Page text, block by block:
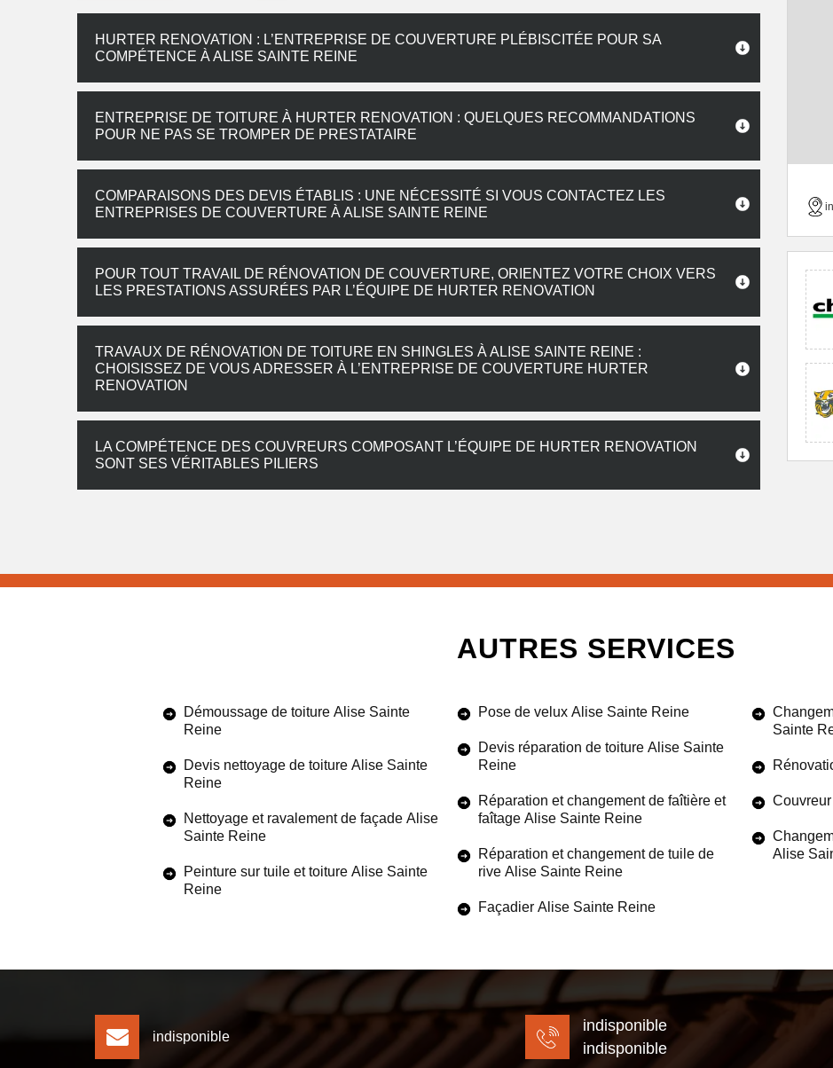
HURTER RENOVATION : L’ENTREPRISE DE COUVERTURE PLÉBISCITÉE POUR SA
COMPÉTENCE À ALISE SAINTE REINE
ENTREPRISE DE TOITURE À HURTER RENOVATION : QUELQUES RECOMMANDATIONS
POUR NE PAS SE TROMPER DE PRESTATAIRE
COMPARAISONS DES DEVIS ÉTABLIS : UNE NÉCESSITÉ SI VOUS CONTACTEZ LES
ENTREPRISES DE COUVERTURE À ALISE SAINTE REINE
POUR TOUT TRAVAIL DE RÉNOVATION DE COUVERTURE, ORIENTEZ VOTRE CHOIX VERS
LES PRESTATIONS ASSURÉES PAR L’ÉQUIPE DE HURTER RENOVATION
TRAVAUX DE RÉNOVATION DE TOITURE EN SHINGLES À ALISE SAINTE REINE :
CHOISISSEZ DE VOUS ADRESSER À L’ENTREPRISE DE COUVERTURE HURTER
RENOVATION
LA COMPÉTENCE DES COUVREURS COMPOSANT L’ÉQUIPE DE HURTER RENOVATION
SONT SES VÉRITABLES PILIERS
AUTRES SERVICES
Démoussage de toiture Alise Sainte
Reine
Devis nettoyage de toiture Alise Sainte
Reine
Nettoyage et ravalement de façade Alise
Sainte Reine
Peinture sur tuile et toiture Alise Sainte
Reine
Pose de velux Alise Sainte Reine
Devis réparation de toiture Alise Sainte
Reine
Réparation et changement de faîtière et
faîtage Alise Sainte Reine
Réparation et changement de tuile de
rive Alise Sainte Reine
Façadier Alise Sainte Reine
Sainte
Alise
indisponible
indisponible
indisponible